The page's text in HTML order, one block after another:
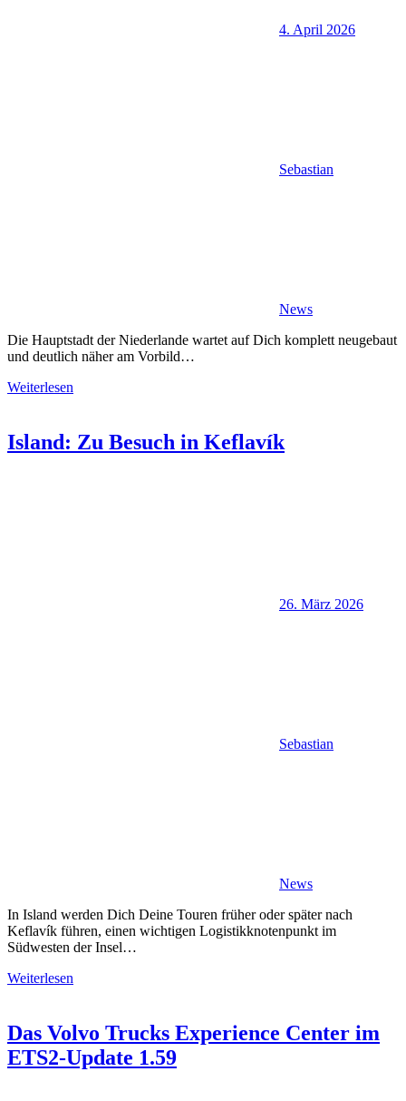
4. April 2026
Sebastian
News
Die Hauptstadt der Niederlande wartet auf Dich komplett neugebaut
und deutlich näher am Vorbild…
Weiterlesen
Island: Zu Besuch in Keflavík
26. März 2026
Sebastian
News
In Island werden Dich Deine Touren früher oder später nach
Keflavík führen, einen wichtigen Logistikknotenpunkt im
Südwesten der Insel…
Weiterlesen
Das Volvo Trucks Experience Center im
ETS2-Update 1.59